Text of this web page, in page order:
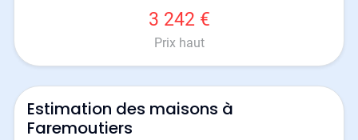
3 242 €
Prix haut
Estimation des maisons à
Faremoutiers